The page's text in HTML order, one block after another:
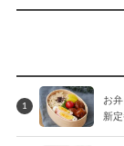
1
お
新